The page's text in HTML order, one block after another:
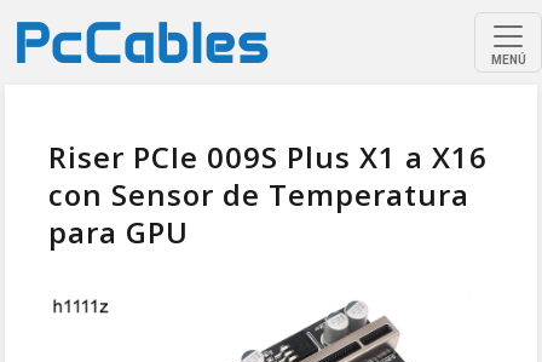
MENÚ
Riser PCIe 009S Plus X1 a X16
con Sensor de Temperatura
para GPU